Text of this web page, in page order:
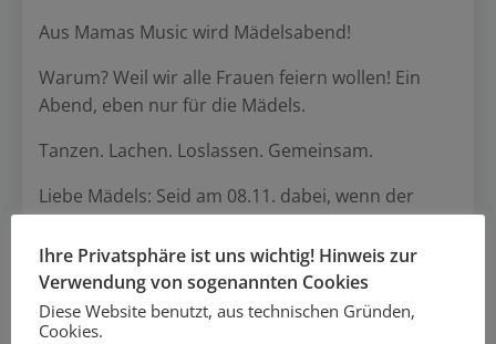
Aus Mamas Music wird Mädelsabend!
Warum? Weil wir alle Frauen feiern wollen! Ein
Abend, eben nur für die Mädels.
Tanzen. Lachen. Loslassen. Gemeinsam.
Liebe Mädels: Seid am 08.11. dabei, wenn der
Noch Fragen?Schreibt uns.
Ihre Privatsphäre ist uns wichtig! Hinweis zur
Verwendung von sogenannten Cookies
Diese Website benutzt, aus technischen Gründen,
Cookies.